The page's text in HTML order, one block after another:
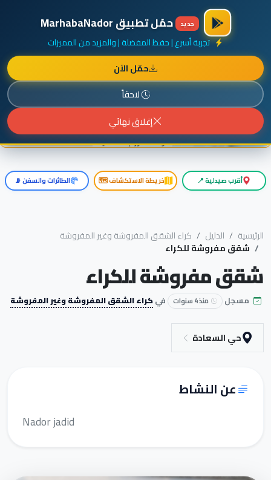
أضف نشاطك مجاناً
جديد حمّل تطبيق MarhabaNador
تجربة أسرع | حفظ المفضلة | والمزيد من المميزات
حمّل الآن
لاحقاً
إغلاق نهائي
إعلان ممول المزيد حول هذا الإعلان
أقرب صيدلية 📍 خريطة الاستكشاف 🗺️ الطائرات والسفن 📡
الرئيسية الدليل
كراء الشقق المفروشة وغير المفروشة
شقق مفروشة للكراء
شقق مفروشة للكراء
مسجل منذ 4 سنوات فيكراء الشقق المفروشة وغير المفروشة
حي السعادة
عن النشاط
Nador jadid